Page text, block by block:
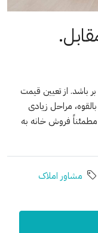
باشد. از تعیین قیمت
مراحل زیادی
فروش خانه به
مشاور املاک